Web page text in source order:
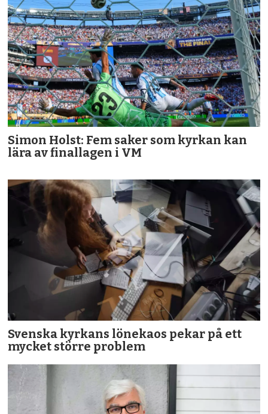
Simon Holst: Fem saker som kyrkan kan
lära av finallagen i VM
Svenska kyrkans lönekaos pekar på ett
mycket större problem